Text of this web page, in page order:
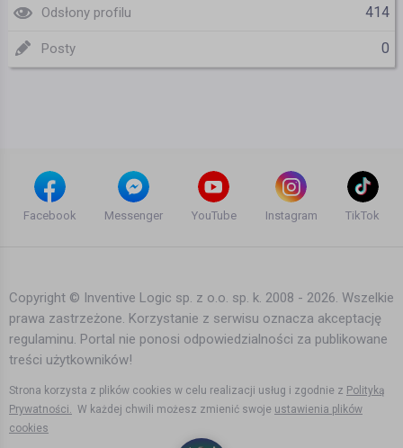
Odsłony profilu 414
Posty 0
Facebook Messenger YouTube Instagram TikTok
Copyright © Inventive Logic sp. z o.o. sp. k. 2008 - 2026. Wszelkie
prawa zastrzeżone. Korzystanie z serwisu oznacza akceptację
regulaminu. Portal nie ponosi odpowiedzialności za publikowane
treści użytkowników!
Strona korzysta z plików cookies w celu realizacji usług i zgodnie z Polityką
Prywatności. W każdej chwili możesz zmienić swoje ustawienia plików
cookies